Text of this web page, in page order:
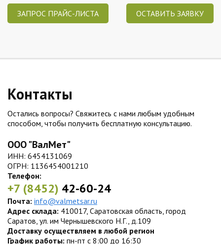
ЗАПРОС ПРАЙС-ЛИСТА ОСТАВИТЬ ЗАЯВКУ
Контакты
Остались вопросы? Свяжитесь с нами любым удобным
способом, чтобы получить бесплатную консультацию.
ООО "ВалМет"
ИНН: 6454131069
ОГРН: 1136454001210
Телефон:
+7 (8452) 42-60-24
Почта: info@valmetsar.ru
Адрес склада: 410017, Саратовская область, город
Саратов, ул. им Чернышевского Н.Г., д.109
Доставку осуществляем в любой регион
График работы: пн-пт с 8:00 до 16:30